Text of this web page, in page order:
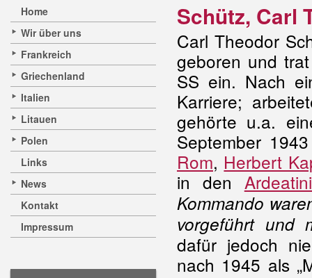
Home
Wir über uns
Frankreich
Griechenland
Italien
Litauen
Polen
Links
News
Kontakt
Impressum
Schütz, Carl
Carl Theodor
geboren und
SS ein. Nach
Karriere;
gehörte u.a.
September
Rom, Herbert
in den
Kommando
vorgeführt und
dafür jedoch
nach 1945 als